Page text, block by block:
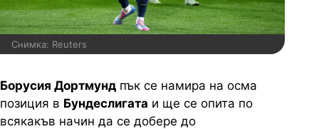
Снимка: Reuters
Борусия Дортмунд пък се намира на осма
позиция в Бундеслигата и ще се опита по
всякакъв начин да се добере до